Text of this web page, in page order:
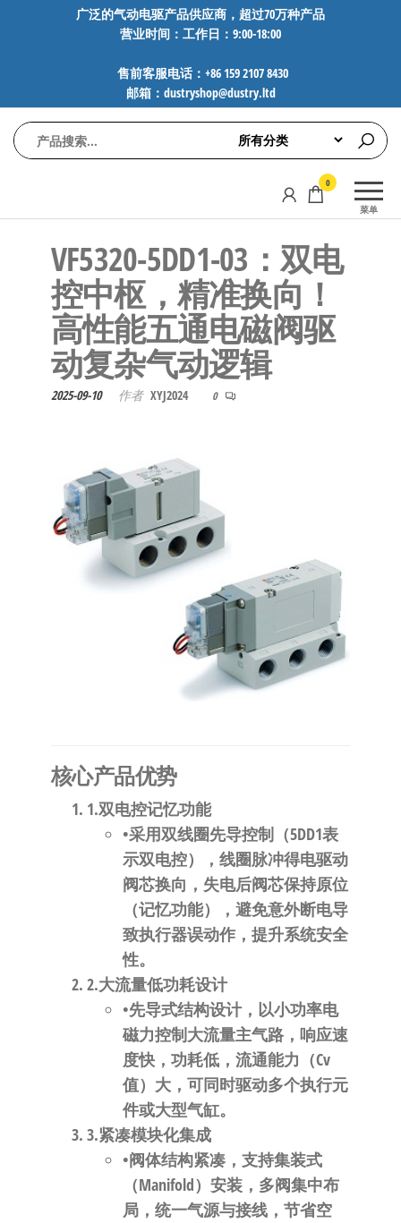
广泛的气动电驱产品供应商，超过70万种产品
营业时间：工作日：9:00-18:00
售前客服电话：+86 159 2107 8430
邮箱：dustryshop@dustry.ltd
动
FESTO、
AVENTICS等
品牌气动
元件，超
过88万种
工业自动
化零部
件，正品
保障，全
菜单
0
VF5320-5DD1-03：双电
控中枢，精准换向！
高性能五通电磁阀驱
动复杂气动逻辑​​
2025-09-10 作者 XYJ2024 0
​核心产品优势​
1.​​双电控记忆功能​
•采用双线圈先导控制（5DD1表
示双电控），线圈脉冲得电驱动
阀芯换向，失电后阀芯保持原位
（记忆功能），避免意外断电导
致执行器误动作，提升系统安全
性。
2.​​大流量低功耗设计​
•先导式结构设计，以小功率电
磁力控制大流量主气路，响应速
度快，功耗低，流通能力（Cv
值）大，可同时驱动多个执行元
件或大型气缸。
3.​​紧凑模块化集成​
•阀体结构紧凑，支持集装式
（Manifold）安装，多阀集中布
局，统一气源与接线，节省空